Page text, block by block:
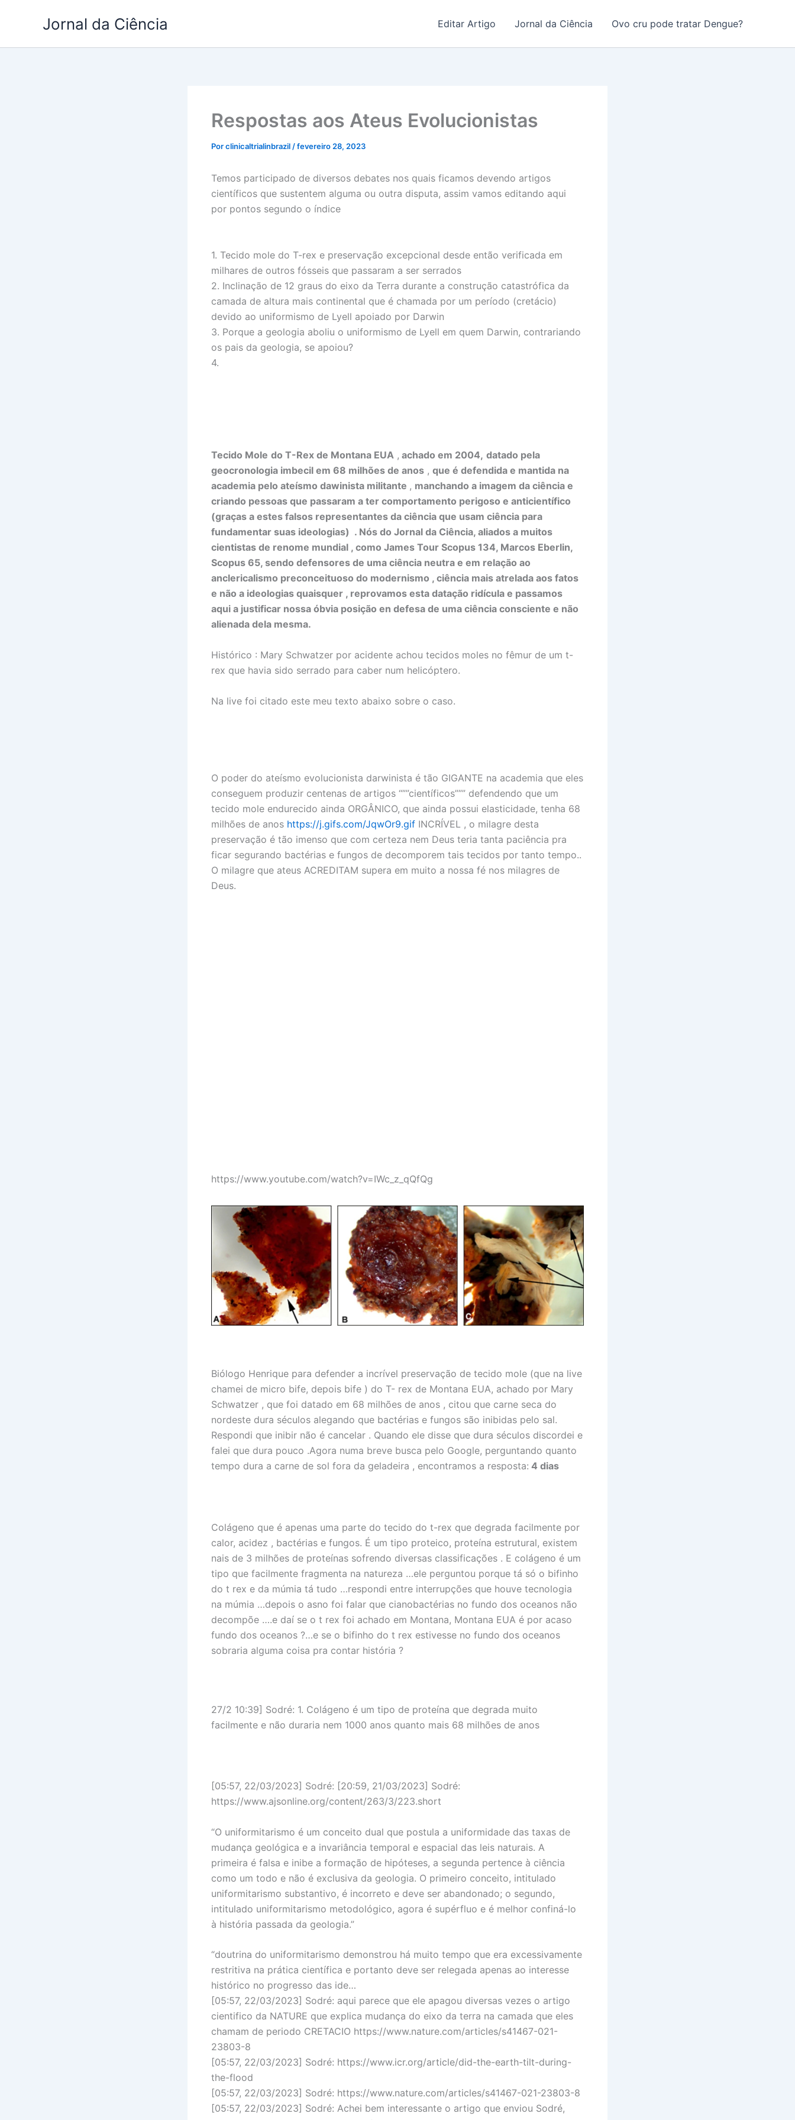
Jornal da Ciência Editar Artigo Jornal da Ciência Ovo cru pode tratar Dengue?
Respostas aos Ateus Evolucionistas
Porclinicaltrialinbrazil /fevereiro 28, 2023
Temos participado de diversos debates nos quais ficamos devendo artigos
científicos que sustentem alguma ou outra disputa, assim vamos editando aqui
por pontos segundo o índice
1. Tecido mole do T-rex e preservação excepcional desde então verificada em
milhares de outros fósseis que passaram a ser serrados
2. Inclinação de 12 graus do eixo da Terra durante a construção catastrófica da
camada de altura mais continental que é chamada por um período (cretácio)
devido ao uniformismo de Lyell apoiado por Darwin
3. Porque a geologia aboliu o uniformismo de Lyell em quem Darwin, contrariando
os pais da geologia, se apoiou?
4.
Tecido Mole do T-Rex de Montana EUA , achado em 2004, datado pela
geocronologia imbecil em 68 milhões de anos , que é defendida e mantida na
academia pelo ateísmo dawinista militante , manchando a imagem da ciência e
criando pessoas que passaram a ter comportamento perigoso e anticientífico
(graças a estes falsos representantes da ciência que usam ciência para
fundamentar suas ideologias) . Nós do Jornal da Ciência, aliados a muitos
cientistas de renome mundial , como James Tour Scopus 134, Marcos Eberlin,
Scopus 65, sendo defensores de uma ciência neutra e em relação ao
anclericalismo preconceituoso do modernismo , ciência mais atrelada aos fatos
e não a ideologias quaisquer , reprovamos esta datação ridícula e passamos
aqui a justificar nossa óbvia posição en defesa de uma ciência consciente e não
alienada dela mesma.
Histórico : Mary Schwatzer por acidente achou tecidos moles no fêmur de um t-
rex que havia sido serrado para caber num helicóptero.
Na live foi citado este meu texto abaixo sobre o caso.
O poder do ateísmo evolucionista darwinista é tão GIGANTE na academia que eles
conseguem produzir centenas de artigos “””científicos””” defendendo que um
tecido mole endurecido ainda ORGÂNICO, que ainda possui elasticidade, tenha 68
milhões de anos https://j.gifs.com/JqwOr9.gif INCRÍVEL , o milagre desta
preservação é tão imenso que com certeza nem Deus teria tanta paciência pra
ficar segurando bactérias e fungos de decomporem tais tecidos por tanto tempo..
O milagre que ateus ACREDITAM supera em muito a nossa fé nos milagres de
Deus.
https://www.youtube.com/watch?v=IWc_z_qQfQg
Biólogo Henrique para defender a incrível preservação de tecido mole (que na live
chamei de micro bife, depois bife ) do T- rex de Montana EUA, achado por Mary
Schwatzer , que foi datado em 68 milhões de anos , citou que carne seca do
nordeste dura séculos alegando que bactérias e fungos são inibidas pelo sal.
Respondi que inibir não é cancelar . Quando ele disse que dura séculos discordei e
falei que dura pouco .Agora numa breve busca pelo Google, perguntando quanto
tempo dura a carne de sol fora da geladeira , encontramos a resposta: 4 dias
Colágeno que é apenas uma parte do tecido do t-rex que degrada facilmente por
calor, acidez , bactérias e fungos. É um tipo proteico, proteína estrutural, existem
nais de 3 milhões de proteínas sofrendo diversas classificações . E colágeno é um
tipo que facilmente fragmenta na natureza …ele perguntou porque tá só o bifinho
do t rex e da múmia tá tudo …respondi entre interrupções que houve tecnologia
na múmia …depois o asno foi falar que cianobactérias no fundo dos oceanos não
decompõe ….e daí se o t rex foi achado em Montana, Montana EUA é por acaso
fundo dos oceanos ?…e se o bifinho do t rex estivesse no fundo dos oceanos
sobraria alguma coisa pra contar história ?
27/2 10:39] Sodré: 1. Colágeno é um tipo de proteína que degrada muito
facilmente e não duraria nem 1000 anos quanto mais 68 milhões de anos
[05:57, 22/03/2023] Sodré: [20:59, 21/03/2023] Sodré:
https://www.ajsonline.org/content/263/3/223.short
“O uniformitarismo é um conceito dual que postula a uniformidade das taxas de
mudança geológica e a invariância temporal e espacial das leis naturais. A
primeira é falsa e inibe a formação de hipóteses, a segunda pertence à ciência
como um todo e não é exclusiva da geologia. O primeiro conceito, intitulado
uniformitarismo substantivo, é incorreto e deve ser abandonado; o segundo,
intitulado uniformitarismo metodológico, agora é supérfluo e é melhor confiná-lo
à história passada da geologia.”
“doutrina do uniformitarismo demonstrou há muito tempo que era excessivamente
restritiva na prática científica e portanto deve ser relegada apenas ao interesse
histórico no progresso das ide…
[05:57, 22/03/2023] Sodré: aqui parece que ele apagou diversas vezes o artigo
cientifico da NATURE que explica mudança do eixo da terra na camada que eles
chamam de periodo CRETACIO https://www.nature.com/articles/s41467-021-
23803-8
[05:57, 22/03/2023] Sodré: https://www.icr.org/article/did-the-earth-tilt-during-
the-flood
[05:57, 22/03/2023] Sodré: https://www.nature.com/articles/s41467-021-23803-8
[05:57, 22/03/2023] Sodré: Achei bem interessante o artigo que enviou Sodré,